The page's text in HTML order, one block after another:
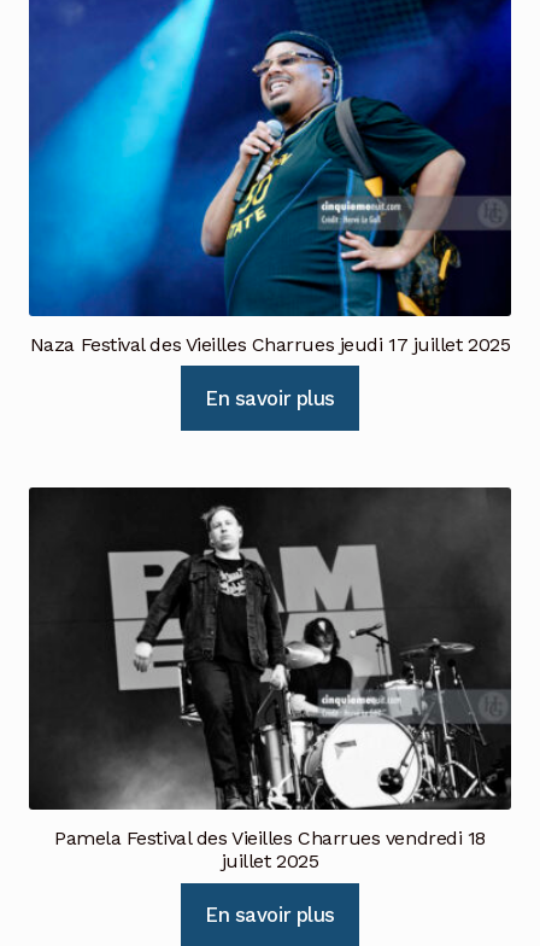
Naza Festival des Vieilles Charrues jeudi 17 juillet 2025
En savoir plus
Pamela Festival des Vieilles Charrues vendredi 18
juillet 2025
En savoir plus